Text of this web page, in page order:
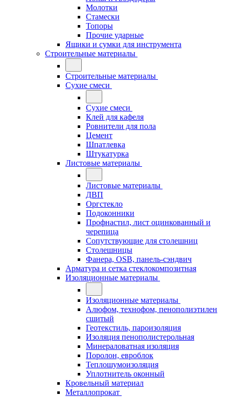
Молотки
Стамески
Топоры
Прочие ударные
Ящики и сумки для инструмента
Строительные материалы
Строительные материалы
Сухие смеси
Сухие смеси
Клей для кафеля
Ровнители для пола
Цемент
Шпатлевка
Штукатурка
Листовые материалы
Листовые материалы
ДВП
Оргстекло
Подоконники
Профнастил, лист оцинкованный и
черепица
Сопутствующие для столешниц
Столешницы
Фанера, OSB, панель-сэндвич
Арматура и сетка стеклокомпозитная
Изоляционные материалы
Изоляционные материалы
Алюфом, технофом, пенополиэтилен
сшитый
Геотекстиль, пароизоляция
Изоляция пенополистерольная
Минераловатная изоляция
Поролон, евроблок
Теплошумоизоляция
Уплотнитель оконный
Кровельный материал
Металлопрокат